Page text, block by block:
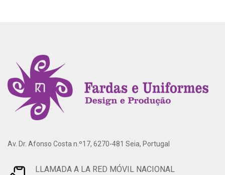
Av. Dr. Afonso Costa n.º17, 6270-481 Seia, Portugal
LLAMADA A LA RED MÓVIL NACIONAL